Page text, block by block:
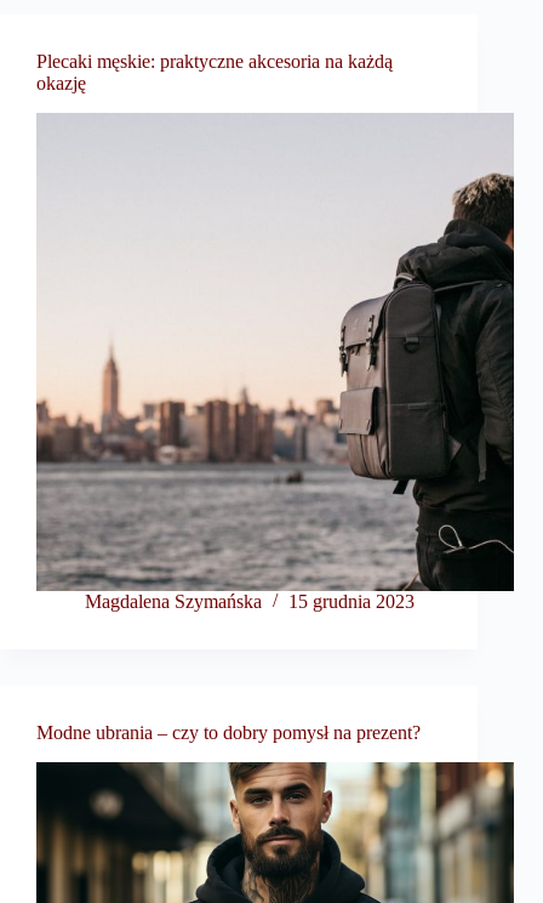
Plecaki męskie: praktyczne akcesoria na każdą
okazję
Magdalena Szymańska 15 grudnia 2023
Modne ubrania – czy to dobry pomysł na prezent?